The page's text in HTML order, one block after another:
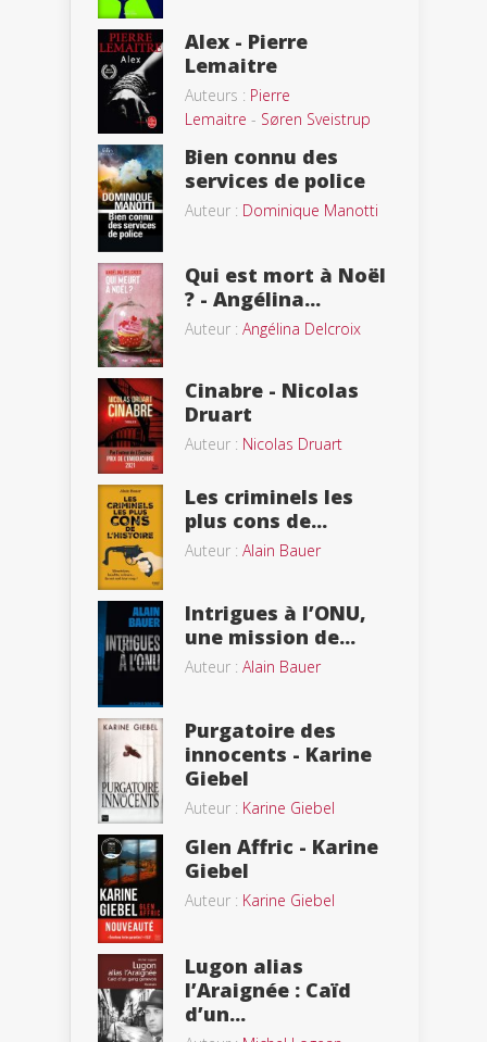
Alex - Pierre
Lemaitre
Auteurs : Pierre
Lemaitre - Søren Sveistrup
Bien connu des
services de police
Auteur : Dominique Manotti
Qui est mort à Noël
? - Angélina...
Auteur : Angélina Delcroix
Cinabre - Nicolas
Druart
Auteur : Nicolas Druart
Les criminels les
plus cons de...
Auteur : Alain Bauer
Intrigues à l’ONU,
une mission de...
Auteur : Alain Bauer
Purgatoire des
innocents - Karine
Giebel
Auteur : Karine Giebel
Glen Affric - Karine
Giebel
Auteur : Karine Giebel
Lugon alias
l’Araignée : Caïd
d’un...